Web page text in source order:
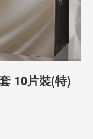
10片裝(特)